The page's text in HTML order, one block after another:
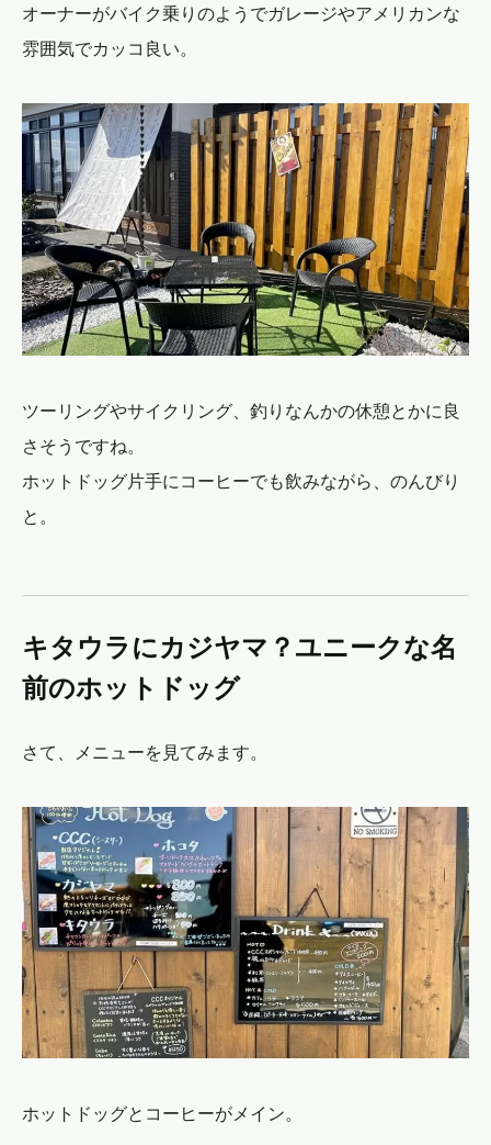
オーナーがバイク乗りのようでガレージやアメリカンな
雰囲気でカッコ良い。
ツーリングやサイクリング、釣りなんかの休憩とかに良
さそうですね。
ホットドッグ片手にコーヒーでも飲みながら、のんびり
と。
キタウラにカジヤマ？ユニークな名
前のホットドッグ
さて、メニューを見てみます。
ホットドッグとコーヒーがメイン。